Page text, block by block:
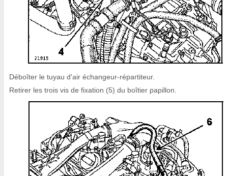
Déboîter le tuyau d'air échangeur-répartiteur.
Retirer les trois vis de fixation (5) du boîtier papillon.